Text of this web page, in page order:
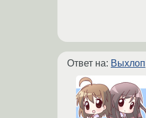
Ответ на: Выхлоп